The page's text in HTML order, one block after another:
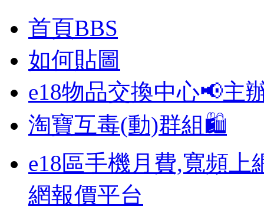
首頁BBS
如何貼圖
e18物品交換中心📢主
淘寶互毒(動)群組🛍️
e18區手機月費,寬頻上
網報價平台